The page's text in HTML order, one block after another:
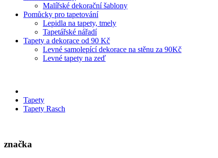
Malířské dekorační šablony
Pomůcky pro tapetování
Lepidla na tapety, tmely
Tapetářské nářadí
Tapety a dekorace od 90 Kč
Levné samolepící dekorace na stěnu za 90Kč
Levné tapety na zeď
Tapety
Tapety Rasch
značka